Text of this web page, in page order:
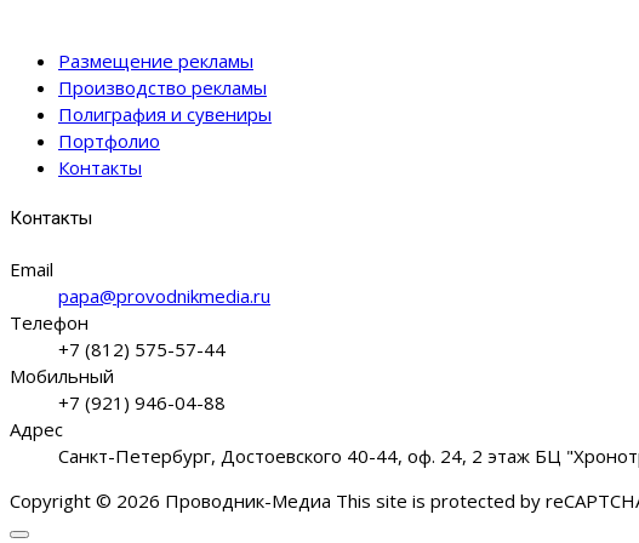
Размещение рекламы
Производство рекламы
Полиграфия и сувениры
Портфолио
Контакты
Контакты
Email
papa@provodnikmedia.ru
Телефон
+7 (812) 575-57-44
Мобильный
+7 (921) 946-04-88
Адрес
Санкт-Петербург, Достоевского 40-44, оф. 24, 2 этаж БЦ
Copyright © 2026 Проводник-Медиа This site is protected by